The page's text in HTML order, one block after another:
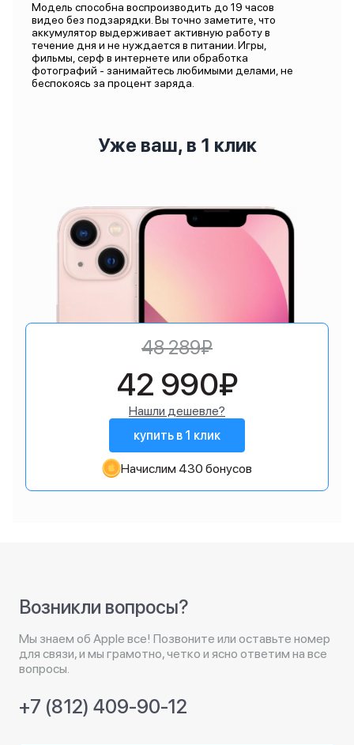
Модель способна воспроизводить до 19 часов
видео без подзарядки. Вы точно заметите, что
аккумулятор выдерживает активную работу в
течение дня и не нуждается в питании. Игры,
фильмы, серф в интернете или обработка
фотографий - занимайтесь любимыми делами, не
беспокоясь за процент заряда.
Уже ваш, в 1 клик
48 289₽
42 990₽
Нашли дешевле?
купить в 1 клик
Начислим 430 бонусов
Возникли вопросы?
Мы знаем об Apple все! Позвоните или оставьте номер
для связи, и мы грамотно, четко и ясно ответим на все
вопросы.
+7 (812) 409-90-12